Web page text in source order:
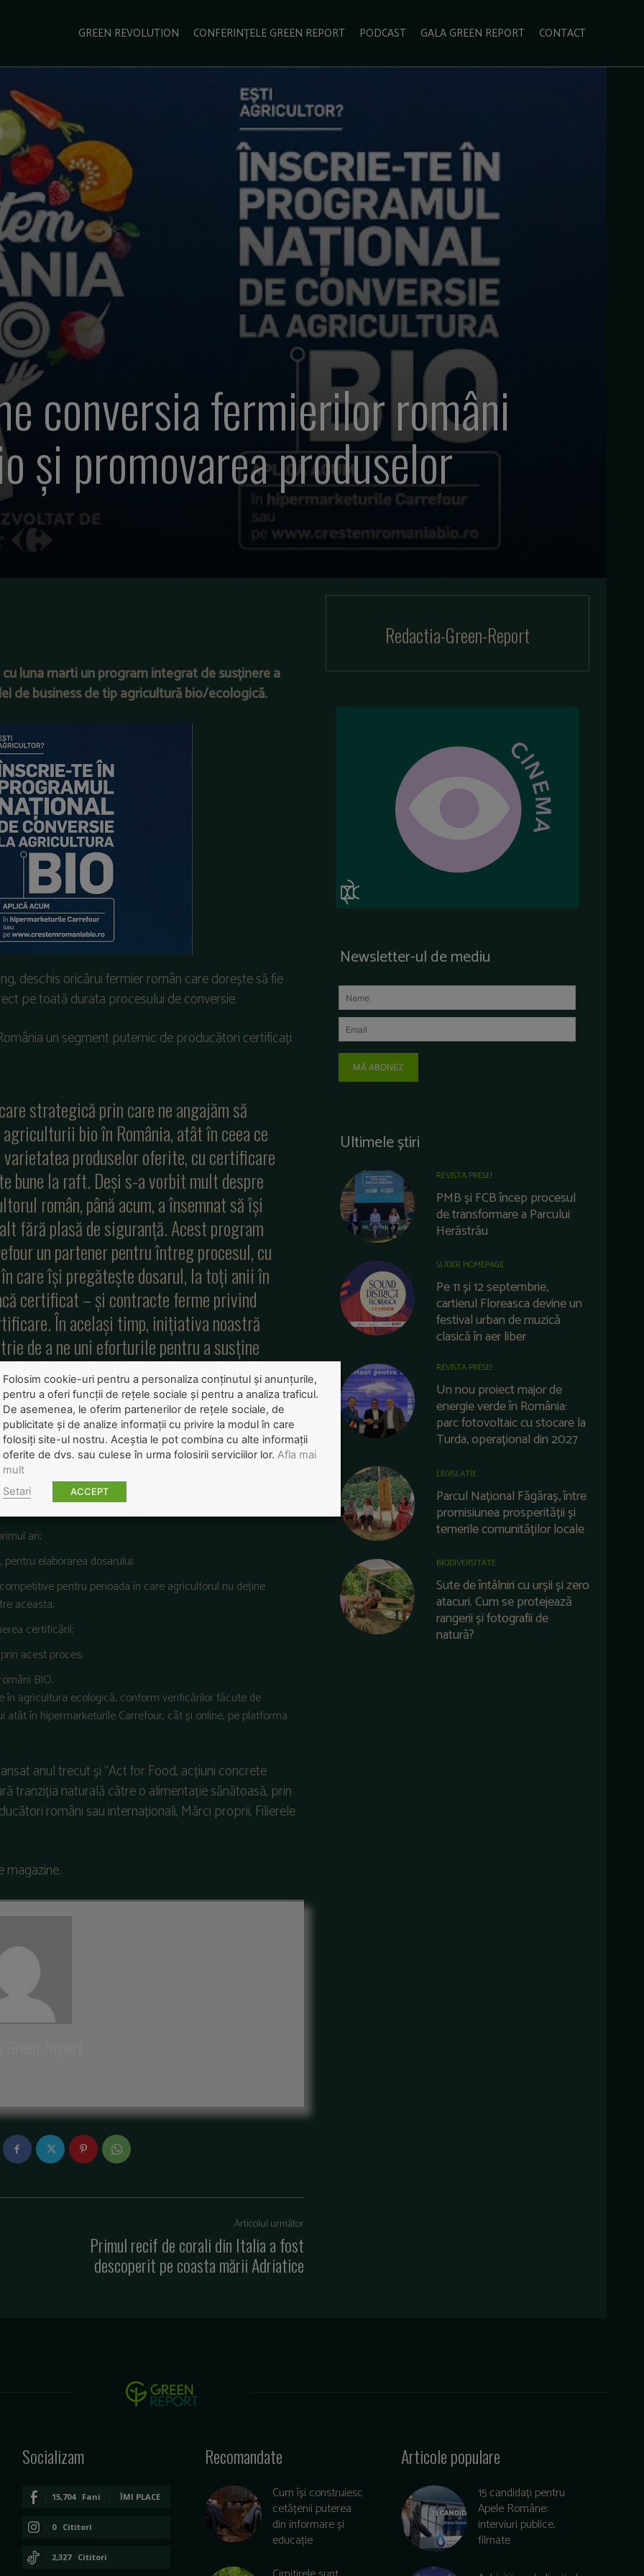
GREEN REVOLUTION CONFERINȚELE GREEN REPORT PODCAST GALA GREEN REPORT CONTACT
SCHIMBĂRI CLIMATICE
conversia fermierilor români
și promovarea produselor
luna marti un program integrat de susținere a
de business de tip agricultură bio/ecologică.
deschis oricărui fermier român care dorește să fie
pe toată durata procesului de conversie.
un segment puternic de producători certificați
strategică prin care ne angajăm să
bio în România, atât în ceea ce
produselor oferite, cu certificare
bune la raft. Deși s-a vorbit mult despre
român, până acum, a însemnat să își
fără plasă de siguranță. Acest program
un partener pentru întreg procesul, cu
care își pregătește dosarul, la toți anii în
certificat – și contracte ferme privind
În același timp, inițiativa noastră
de a ne uni eforturile pentru a susține
lung”, a declarat Silviu Diaconu, Director
Carrefour România.
bacteriile din resturile de mâncare
pachet care cuprinde:
an;
elaborarea dosarului;
pentru perioada în care agricultorul nu deține
aceasta;
certificării;
acest proces;
BIO.
în agricultura ecologică, conform verificărilor făcute de
în hipermarketurile Carrefour, cât și online, pe platforma
anul trecut și “Act for Food, acțiuni concrete
tranziția naturală către o alimentație sănătoasă, prin
români sau internaționali, Mărci proprii, Filierele
magazine.
Articolul următor
Primul recif de corali din Italia a fost
descoperit pe coasta mării Adriatice
Redactia-Green-Report
Newsletter-ul de mediu
MĂ ABONEZ
Ultimele știri
REVISTA PRESEI
PMB și FCB încep procesul
de transformare a Parcului
Herăstrău
SLIDER HOMEPAGE
Pe 11 și 12 septembrie,
cartierul Floreasca devine un
festival urban de muzică
clasică în aer liber
REVISTA PRESEI
Un nou proiect major de
energie verde în România:
parc fotovoltaic cu stocare la
Turda, operațional din 2027
LEGISLATIE
Parcul Național Făgăraș, între
promisiunea prosperității și
temerile comunităților locale
BIODIVERSITATE
Sute de întâlniri cu urșii și zero
atacuri. Cum se protejează
rangerii și fotografii de
natură?
Socializam
15,704 Fani ÎMI PLACE
0 Cititori
CONECTAȚI-VĂ
2,327 Cititori
Recomandate
Cum își construiesc
cetățenii puterea
din informare și
educație
Articole populare
15 candidați pentru
Apele Române:
interviuri publice,
filmate
Folosim cookie-uri pentru a personaliza conținutul și anunțurile,
pentru a oferi funcții de rețele sociale și pentru a analiza traficul.
De asemenea, le oferim partenerilor de rețele sociale, de
publicitate și de analize informații cu privire la modul în care
folosiți site-ul nostru. Aceștia le pot combina cu alte informații
oferite de dvs. sau culese în urma folosirii serviciilor lor. Afla mai
mult
Setari
ACCEPT